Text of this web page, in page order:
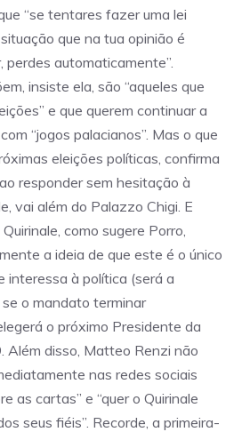
“se tentares fazer uma lei
que na tua opinião é
perdes automaticamente”.
insiste ela, são “aqueles que
e que querem continuar a
“jogos palacianos”. Mas o que
eleições políticas, confirma
responder sem hesitação à
vai além do Palazzo Chigi. E
como sugere Porro,
a ideia de que este é o único
interessa à política (será a
o mandato terminar
o próximo Presidente da
Além disso, Matteo Renzi não
nas redes sociais
as cartas” e “quer o Quirinale
seus fiéis”. Recorde, a primeira-